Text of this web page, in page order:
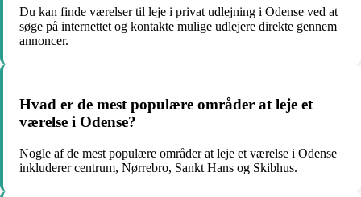
Du kan finde værelser til leje i privat udlejning i Odense ved at
søge på internettet og kontakte mulige udlejere direkte gennem
annoncer.
Hvad er de mest populære områder at leje et
værelse i Odense?
Nogle af de mest populære områder at leje et værelse i Odense
inkluderer centrum, Nørrebro, Sankt Hans og Skibhus.